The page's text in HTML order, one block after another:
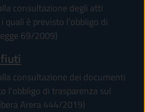
consultazione degli atti
quali è previsto l'obbligo di
69/2009)
consultazione dei documenti
l'obbligo di trasparenza sul
Arera 444/2019)